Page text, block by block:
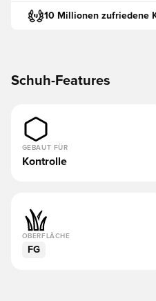
10 Millionen zufriedene
Schuh-Features
GEBAUT FÜR
Kontrolle
OBERFLÄCHE
FG